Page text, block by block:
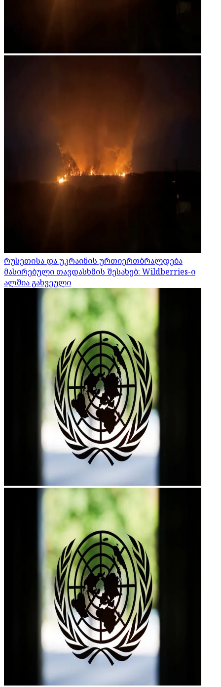
რუსეთისა და უკრაინის ურთიერთბრალდება
მასირებული თავდასხმის შესახებ: Wildberries-ი
ალშია გახვეული